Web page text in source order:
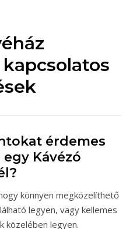
érdemes
Kávézó
könnyen megközelíthető
legyen, vagy kellemes
közelében legyen.